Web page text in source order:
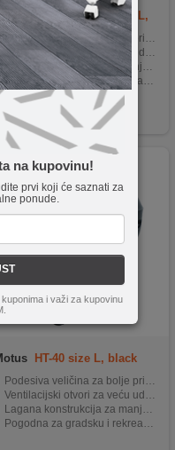
na kupovinu!
prvi koji će saznati za
ponude.
i važi za kupovinu
MOTHAM1LW size L,
Podesiva veličina za bolje pristajanje
Ventilacijski otvori za veću udobnost tokom vožnje
Lagana konstrukcija za manje opterećenje glave
Pogodna za gradsku i rekreativnu vožnju
Moderan dizajn
69,00 KM
HT-40 size L, black
Podesiva veličina za bolje pristajanje
Ventilacijski otvori za veću udobnost tokom vožnje
Lagana konstrukcija za manje opterećenje glave
Pogodna za gradsku i rekreativnu vožnju